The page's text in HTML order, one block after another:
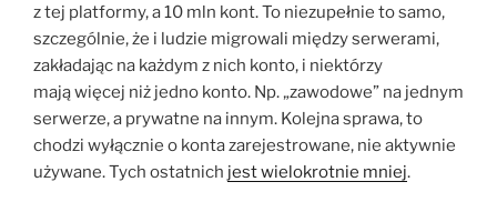
z tej platformy, a 10 mln kont. To niezupełnie to samo,
szczególnie, że i ludzie migrowali między serwerami,
zakładając na każdym z nich konto, i niektórzy
mają więcej niż jedno konto. Np. „zawodowe” na jednym
serwerze, a prywatne na innym. Kolejna sprawa, to
chodzi wyłącznie o konta zarejestrowane, nie aktywnie
używane. Tych ostatnich jest wielokrotnie mniej.